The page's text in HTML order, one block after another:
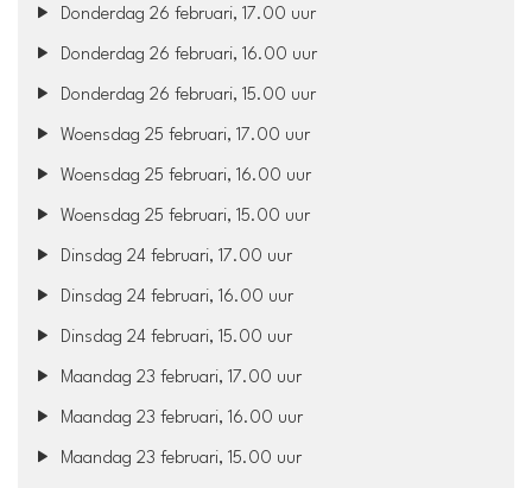
Donderdag 26 februari, 17.00 uur
Donderdag 26 februari, 16.00 uur
Donderdag 26 februari, 15.00 uur
Woensdag 25 februari, 17.00 uur
Woensdag 25 februari, 16.00 uur
Woensdag 25 februari, 15.00 uur
Dinsdag 24 februari, 17.00 uur
Dinsdag 24 februari, 16.00 uur
Dinsdag 24 februari, 15.00 uur
Maandag 23 februari, 17.00 uur
Maandag 23 februari, 16.00 uur
Maandag 23 februari, 15.00 uur